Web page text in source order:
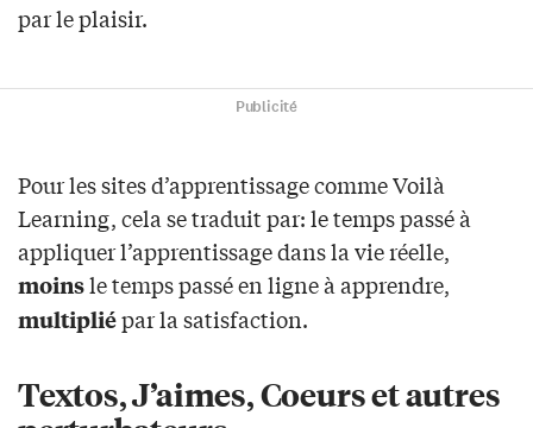
par le plaisir.
Publicité
Pour les sites d’apprentissage comme Voilà
Learning, cela se traduit par: le temps passé à
appliquer l’apprentissage dans la vie réelle,
moinsle temps passé en ligne à apprendre,
multipliépar la satisfaction.
Textos, J’aimes, Coeurs et autres